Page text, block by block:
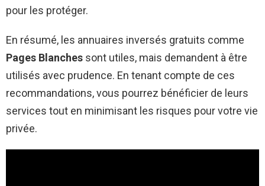
pour les protéger.
En résumé, les annuaires inversés gratuits comme
Pages Blanches sont utiles, mais demandent à être
utilisés avec prudence. En tenant compte de ces
recommandations, vous pourrez bénéficier de leurs
services tout en minimisant les risques pour votre vie
privée.